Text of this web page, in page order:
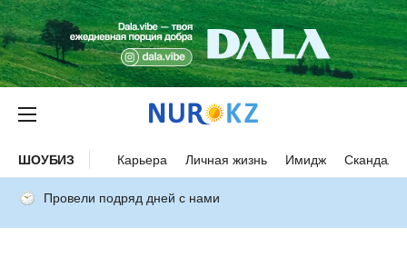
ШОУБИЗ Карьера Личная жизнь Имидж Скандалы
Провели подряд дней с нами